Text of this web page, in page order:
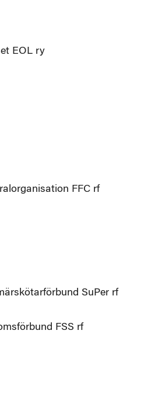
EOL ry
FFC rf
SuPer rf
FSS rf